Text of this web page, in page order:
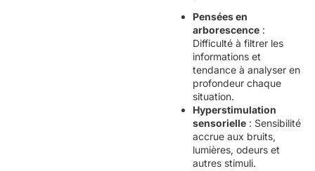
Pensées en
arborescence :
Difficulté à filtrer les
informations et
tendance à analyser en
profondeur chaque
situation.
Hyperstimulation
sensorielle : Sensibilité
accrue aux bruits,
lumières, odeurs et
autres stimuli.